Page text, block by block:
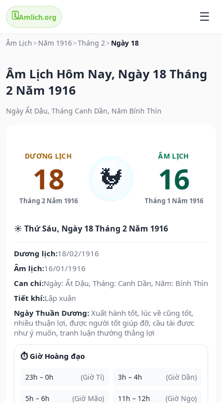
🗓️Amlich.org
Âm Lịch > Năm 1916>Tháng 2> Ngày 18
Âm Lịch Hôm Nay, Ngày 18 Tháng
2 Năm 1916
Ngày Ất Dậu, Tháng Canh Dần, Năm Bính Thìn
DƯƠNG LỊCH
18
Tháng 2 Năm 1916
🐓
ÂM LỊCH
16
Tháng 1 Năm 1916
☀️ Thứ Sáu, Ngày 18 Tháng 2 Năm 1916
Dương lịch:18/02/1916
Âm lịch:16/01/1916
Can chi:Ngày: Ất Dậu, Tháng: Canh Dần, Năm: Bính Thìn
Tiết khí:Lập xuân
Ngày Thuần Dương: Xuất hành tốt, lúc về cũng tốt,
nhiều thuận lợi, được người tốt giúp đỡ, cầu tài được
như ý muốn, tranh luận thường thắng lợi
⏱️ Giờ Hoàng đạo
23h – 0h (Giờ Tí) 3h – 4h (Giờ Dần)
5h – 6h (Giờ Mão) 11h – 12h (Giờ Ngọ)